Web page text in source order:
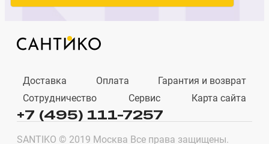
Доставка Оплата
Гарантия и возврат
Сотрудничество
Сервис Карта сайта
+7 (495) 111-7257
SANTIKO © 2019 Москва Все права защищены.